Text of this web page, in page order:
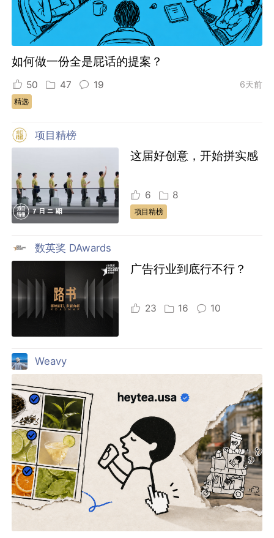
如何做一份全是屁话的提案？
50 47 19 6天前
精选
项目精榜
这届好创意，开始拼实感
6 8
项目精榜
数英奖 DAwards
广告行业到底行不行？
23 16 10
Weavy